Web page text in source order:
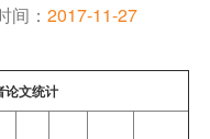
间： 2017-11-27
论文统计